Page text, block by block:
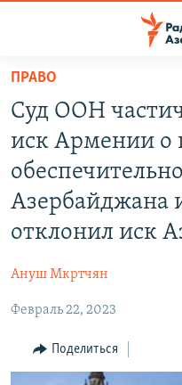
Перейти
основному
содержанию
Перейти
основной
навигации
НОВОСТИ
ПОЛИТИКА
ОБЩЕСТВО
ЭКОНОМИКА
НАГОРНЫЙ КАРАБАХ
КУЛЬТУРА
СПОРТ
ПРАВО
Суд ООН
иск Армении о
Азербайджана
отклонил иск
Ануш Мкртчян
Февраль 22, 2023
Поделиться